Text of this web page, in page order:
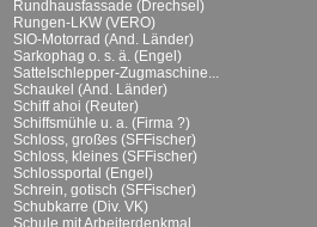
Rundhausfassade (Drechsel)
Rungen-LKW (VERO)
SIO-Motorrad (And. Länder)
Sarkophag o. s. ä. (Engel)
Sattelschlepper-Zugmaschine...
Schaukel (And. Länder)
Schiff ahoi (Reuter)
Schiffsmühle u. a. (Firma ?)
Schloss, großes (SFFischer)
Schloss, kleines (SFFischer)
Schlossportal (Engel)
Schrein, gotisch (SFFischer)
Schubkarre (Div. VK)
Schule mit Arbeiterdenkmal...